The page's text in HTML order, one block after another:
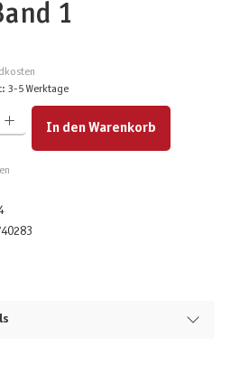
1
3-5 Werktage
ein oder benutze die Schaltflächen um die Anzahl zu
In den Warenkorb